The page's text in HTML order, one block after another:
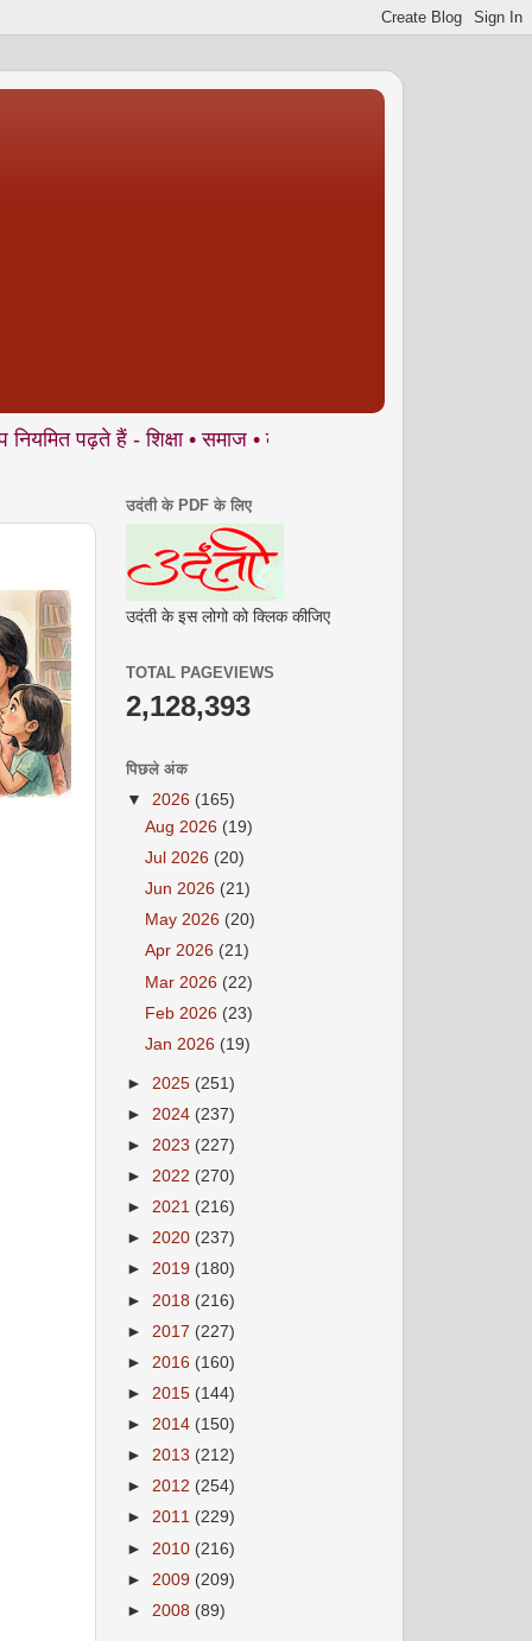
हैं - शिक्षा • समाज • कला- संस्कृति • पर्यावरण आदि से जुड़े
उदंती के PDF के लिए
उदंती के इस लोगो को क्लिक कीजिए
TOTAL PAGEVIEWS
2,128,393
पिछले अंक
▼ 2026 (165)
Aug 2026 (19)
Jul 2026 (20)
Jun 2026 (21)
May 2026 (20)
Apr 2026 (21)
Mar 2026 (22)
Feb 2026 (23)
Jan 2026 (19)
► 2025 (251)
► 2024 (237)
► 2023 (227)
► 2022 (270)
► 2021 (216)
► 2020 (237)
► 2019 (180)
► 2018 (216)
► 2017 (227)
► 2016 (160)
► 2015 (144)
► 2014 (150)
► 2013 (212)
► 2012 (254)
► 2011 (229)
► 2010 (216)
► 2009 (209)
► 2008 (89)